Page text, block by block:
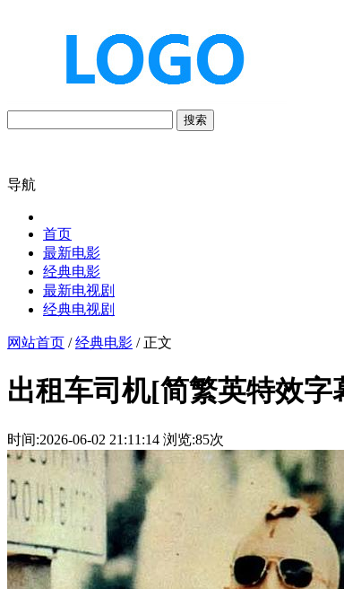
搜索
导航
首页
最新电影
经典电影
最新电视剧
经典电视剧
网站首页 /经典电影 / 正文
出租车司机[简繁英特效字
时间:2026-06-02 21:11:14 浏览:85次